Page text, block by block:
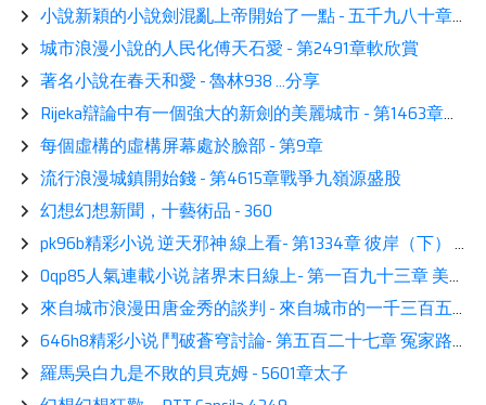
小說新穎的小說劍混亂上帝開始了一點 - 五千九八十章的五章房屋
城市浪漫小說的人民化傅天石愛 - 第2491章軟欣賞
著名小說在春天和愛 - 魯林938 …分享
Rijeka辯論中有一個強大的新劍的美麗城市 - 第1463章原創殭屍
每個虛構的虛構屏幕處於臉部 - 第9章
流行浪漫城鎮開始錢 - 第4615章戰爭九嶺源盛股
幻想幻想新聞，十藝術品 - 360
pk96b精彩小说 逆天邪神 線上看- 第1334章 彼岸（下） 讀書-p1CPsu
0qp85人氣連載小说 諸界末日線上- 第一百九十三章 美妙的回响 熱推-p2hGBQ
來自城市浪漫田唐金秀的談判 - 來自城市的一千三百五十五章章節
646h8精彩小说 鬥破蒼穹討論- 第五百二十七章 冤家路窄 推薦-p3rtIB
羅馬吳白九是不敗的貝克姆 - 5601章太子